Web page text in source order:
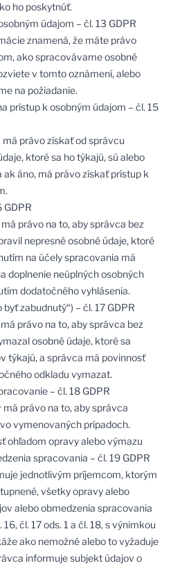
ho poskytnúť.
údajom – čl. 13 GDPR
znamená, že máte právo
ako spracovávame osobné
v tomto oznámení, alebo
na požiadanie.
prístup k osobným údajom – čl. 15
právo získať od správcu
ktoré sa ho týkajú, sú alebo
ak áno, má právo získať prístup k
GDPR
právo na to, aby správca bez
nepresné osobné údaje, ktoré
na účely spracovania má
doplnenie neúplných osobných
dodatočného vyhlásenia.
zabudnutý“) – čl. 17 GDPR
právo na to, aby správca bez
osobné údaje, ktoré sa
týkajú, a správca má povinnosť
odkladu vymazat.
– čl. 18 GDPR
právo na to, aby správca
vymenovaných prípadoch.
ohľadom opravy alebo výmazu
spracovania – čl. 19 GDPR
jednotlivým príjemcom, ktorým
všetky opravy alebo
alebo obmedzenia spracovania
čl. 17 ods. 1 a čl. 18, s výnimkou
ako nemožné alebo to vyžaduje
informuje subjekt údajov o